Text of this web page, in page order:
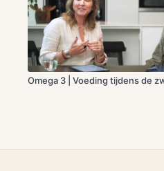
Omega 3 | Voeding tijdens de